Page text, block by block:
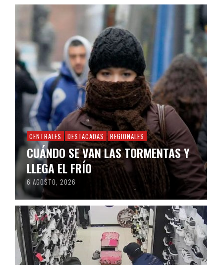
CENTRALES DESTACADAS REGIONALES
CUÁNDO SE VAN LAS TORMENTAS Y
LLEGA EL FRÍO
6 AGOSTO, 2026